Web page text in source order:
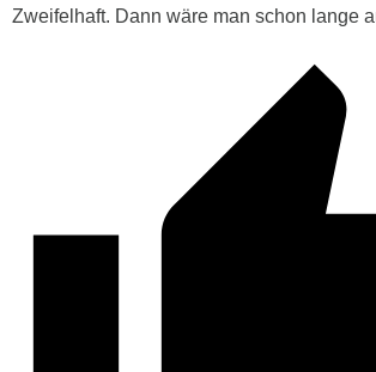
Zweifelhaft. Dann wäre man schon lange